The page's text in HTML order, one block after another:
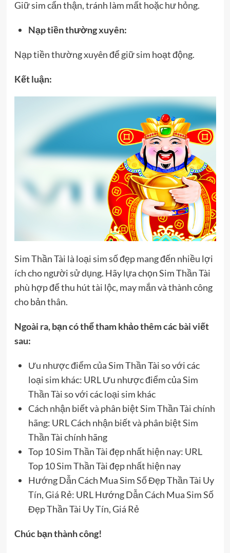
Giữ sim cẩn thận, tránh làm mất hoặc hư hỏng.
Nạp tiền thường xuyên:
Nạp tiền thường xuyên để giữ sim hoạt động.
Kết luận:
Sim Thần Tài là loại sim số đẹp mang đến nhiều lợi
ích cho người sử dụng. Hãy lựa chọn Sim Thần Tài
phù hợp để thu hút tài lộc, may mắn và thành công
cho bản thân.
Ngoài ra, bạn có thể tham khảo thêm các bài viết
sau:
Ưu nhược điểm của Sim Thần Tài so với các
loại sim khác: URL Ưu nhược điểm của Sim
Thần Tài so với các loại sim khác
Cách nhận biết và phân biệt Sim Thần Tài chính
hãng: URL Cách nhận biết và phân biệt Sim
Thần Tài chính hãng
Top 10 Sim Thần Tài đẹp nhất hiện nay: URL
Top 10 Sim Thần Tài đẹp nhất hiện nay
Hướng Dẫn Cách Mua Sim Số Đẹp Thần Tài Uy
Tín, Giá Rẻ: URL Hướng Dẫn Cách Mua Sim Số
Đẹp Thần Tài Uy Tín, Giá Rẻ
Chúc bạn thành công!